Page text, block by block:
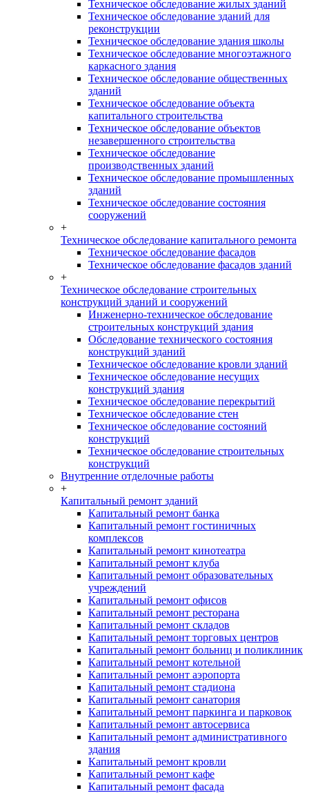
Техническое обследование жилых зданий
Техническое обследование зданий для
реконструкции
Техническое обследование здания школы
Техническое обследование многоэтажного
каркасного здания
Техническое обследование общественных
зданий
Техническое обследование объекта
капитального строительства
Техническое обследование объектов
незавершенного строительства
Техническое обследование
производственных зданий
Техническое обследование промышленных
зданий
Техническое обследование состояния
сооружений
+
Техническое обследование капитального ремонта
Техническое обследование фасадов
Техническое обследование фасадов зданий
+
Техническое обследование строительных
конструкций зданий и сооружений
Инженерно-техническое обследование
строительных конструкций здания
Обследование технического состояния
конструкций зданий
Техническое обследование кровли зданий
Техническое обследование несущих
конструкций здания
Техническое обследование перекрытий
Техническое обследование стен
Техническое обследование состояний
конструкций
Техническое обследование строительных
конструкций
Внутренние отделочные работы
+
Капитальный ремонт зданий
Капитальный ремонт банка
Капитальный ремонт гостиничных
комплексов
Капитальный ремонт кинотеатра
Капитальный ремонт клуба
Капитальный ремонт образовательных
учреждений
Капитальный ремонт офисов
Капитальный ремонт ресторана
Капитальный ремонт складов
Капитальный ремонт торговых центров
Капитальный ремонт больниц и поликлиник
Капитальный ремонт котельной
Капитальный ремонт аэропорта
Капитальный ремонт стадиона
Капитальный ремонт санатория
Капитальный ремонт паркинга и парковок
Капитальный ремонт автосервиса
Капитальный ремонт административного
здания
Капитальный ремонт кровли
Капитальный ремонт кафе
Капитальный ремонт фасада